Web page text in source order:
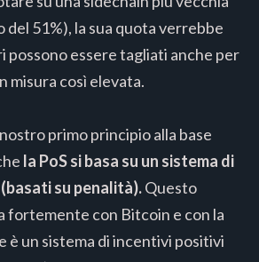
del 51%), la sua quota verrebbe
possono essere tagliati anche per
misura così elevata.
primo principio alla base
la PoS si basa su un sistema di
su penalità).Questo
fortemente con Bitcoin e con la
un sistema di incentivi positivi